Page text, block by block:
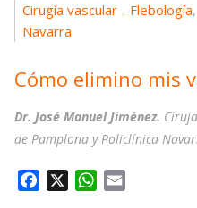
Cirugía vascular - Flebología,
Navarra
Cómo elimino mis
Dr. José Manuel Jiménez.
de Pamplona y Policlínica
W